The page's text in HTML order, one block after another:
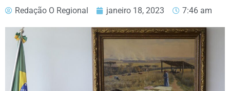
Redação O Regional janeiro 18, 2023 7:46 am